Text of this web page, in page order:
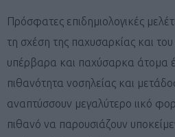
Πρόσφατες επιδημιολογικές
τη σχέση της παχυσαρκίας και
υπέρβαρα και παχύσαρκα άτομα
πιθανότητα νοσηλείας και
αναπτύσσουν μεγαλύτερο ιικό
πιθανό να παρουσιάζουν